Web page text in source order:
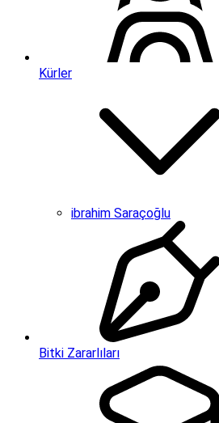
Kürler
ibrahim Saraçoğlu
Bitki Zararlıları